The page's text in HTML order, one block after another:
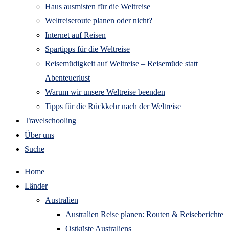
Haus ausmisten für die Weltreise
Weltreiseroute planen oder nicht?
Internet auf Reisen
Spartipps für die Weltreise
Reisemüdigkeit auf Weltreise – Reisemüde statt
Abenteuerlust
Warum wir unsere Weltreise beenden
Tipps für die Rückkehr nach der Weltreise
Travelschooling
Über uns
Suche
Home
Länder
Australien
Australien Reise planen: Routen & Reiseberichte
Ostküste Australiens